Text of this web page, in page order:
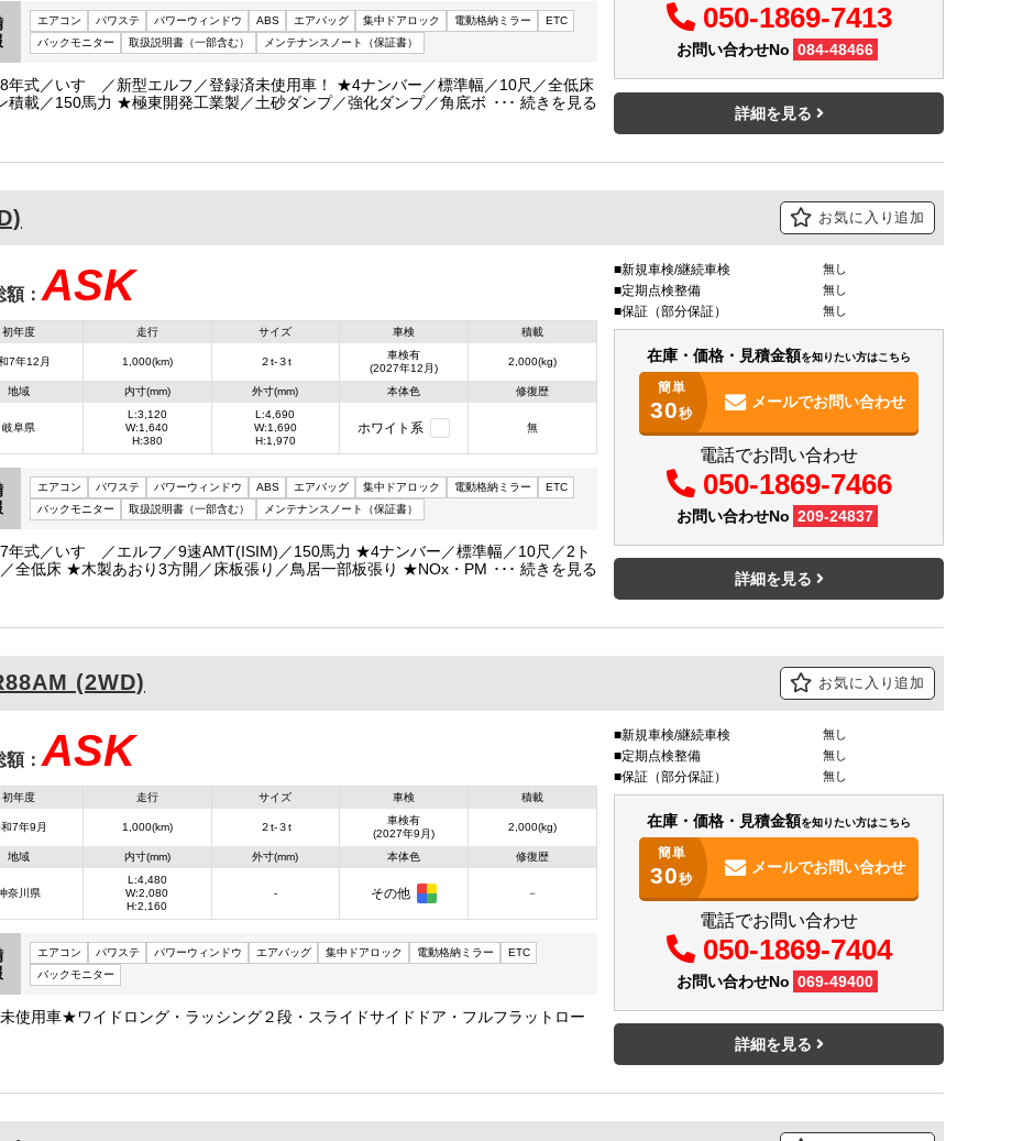
エアコン パワステ パワーウィンドウ ABS エアバッグ 集中ドアロック 電動格納ミラー
ETC
バックモニター
取扱説明書（一部含む） メンテナンスノート（保証書）
年式／いすゞ／新型エルフ／登録済未使用車！ ★4ナンバー／標準幅／10尺／全低床
積載／150馬力 ★極東開発工業製／土砂ダンプ／強化ダンプ／角底ボディ ★3方開あ
050-1869-7413
お問い合わせNo 084-48466
詳細を見る
お気に入り追加
： ASK
初年度
7年12月
走行
1,000(km)
サイズ
２t-３t
車検
車検有
(2027年12月)
積載
2,000(kg)
地域
岐阜県
内寸(mm)
L:3,120
W:1,640
H:380
外寸(mm)
L:4,690
W:1,690
H:1,970
本体色
ホワイト系
修復歴
無
エアコン パワステ パワーウィンドウ ABS エアバッグ 集中ドアロック 電動格納ミラー
ETC
バックモニター
取扱説明書（一部含む） メンテナンスノート（保証書）
年式／いすゞ／エルフ／9速AMT(ISIM)／150馬力 ★4ナンバー／標準幅／10尺／2ト
全低床 ★木製あおり3方開／床板張り／鳥居一部板張り ★NOx・PM適合／関東登
新規車検/継続車検 無し
定期点検整備 無し
保証（部分保証） 無し
在庫・価格・見積金額を知りたい方はこちら
簡単
30秒
メールでお問い合わせ
電話でお問い合わせ
050-1869-7466
お問い合わせNo 209-24837
詳細を見る
(2WD) お気に入り追加
： ASK
初年度
7年9月
走行
1,000(km)
サイズ
２t-３t
車検
車検有
(2027年9月)
積載
2,000(kg)
地域
奈川県
内寸(mm)
L:4,480
W:2,080
H:2,160
外寸(mm)
-
本体色
その他
修復歴
－
エアコン パワステ パワーウィンドウ エアバッグ 集中ドアロック 電動格納ミラー
ETC
バックモニター
使用車★ワイドロング・ラッシング２段・スライドサイドドア・フルフラットロー
新規車検/継続車検 無し
定期点検整備 無し
保証（部分保証） 無し
在庫・価格・見積金額を知りたい方はこちら
簡単
30秒
メールでお問い合わせ
電話でお問い合わせ
050-1869-7404
お問い合わせNo 069-49400
詳細を見る